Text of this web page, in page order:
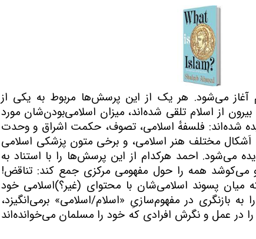
می‌شود. هر یک از این پرسش‌ها مربوط به یکی از
از اسلام تلقی شده‌اند، میزان اسلامی‌بودن‌شان مورد
شده‌اند: فلسفهٔ اسلامی، تصوف، حکمت اشراق و وحدت
اَشکال مختلف هنر اسلامی، و برخی متون پزشکی اسلامی
می‌شود. احمد هرکدام از این پرسش‌‌ها را با استناد به
همه را حول مفهومی مرکزی جمع کند: تناقض!
پسوند اسلامی‌شان با محتوای (غیر؟)اسلامی خود
بازنگری در مفهوم‌سازیِ «اسلام/اسلامی» برمی‌انگیزد،
در عمل و نگرش افرادی که خود را مسلمان می‌خوانده‌اند